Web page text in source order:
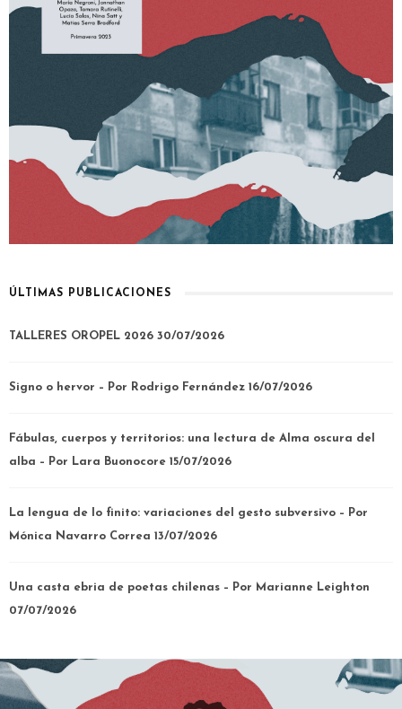
ÚLTIMAS PUBLICACIONES
TALLERES OROPEL 2026 30/07/2026
Signo o hervor – Por Rodrigo Fernández 16/07/2026
Fábulas, cuerpos y territorios: una lectura de Alma oscura del
alba – Por Lara Buonocore 15/07/2026
La lengua de lo finito: variaciones del gesto subversivo – Por
Mónica Navarro Correa 13/07/2026
Una casta ebria de poetas chilenas – Por Marianne Leighton
07/07/2026